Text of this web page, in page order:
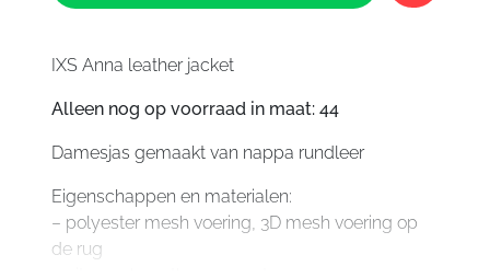
LD
Ladies
aantal
IXS Anna leather jacket
Alleen nog op voorraad in maat: 44
Damesjas gemaakt van nappa rundleer
Eigenschappen en materialen:
– polyester mesh voering, 3D mesh voering op
de rug